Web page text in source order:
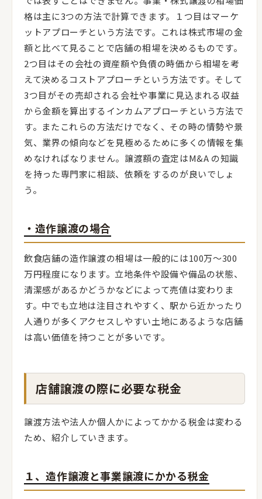
格は主に3つの方法で計算できます。１つ目はマーケ
ットアプローチという方法です。これは株式市場の金
額と比べて見ることで店舗の相場を決めるものです。
2つ目はその会社の資産額や負債の時価から相場を考
えて決めるコストアプローチという方法です。そして
3つ目がその売却される会社や事業に見込まれる収益
から金額を算出するインカムアプローチという方法で
す。またこれらの方法だけでなく、その時の情勢や景
気、業界の傾向などを見極めるために多くの情報を集
めなければなりません。譲渡額の査定はM&A の知識
を持った専門家に相談、依頼をするのが良いでしょ
う。
・造作譲渡の場合
飲食店舗の造作譲渡の相場は一般的には100万〜300
万円程度になります。立地条件や設備や備品の状態、
清潔感があるかどうかなどによって売値は変わりま
す。中でも立地は注目されやすく、駅から近かったり
人通りが多くアクセスしやすい土地にあるような店舗
は高い価値を持つことが多いです。
店舗譲渡の際に必要な税金
譲渡方法や法人か個人かによってかかる税金は変わる
ため、紹介していきます。
１、造作譲渡と事業譲渡にかかる税金